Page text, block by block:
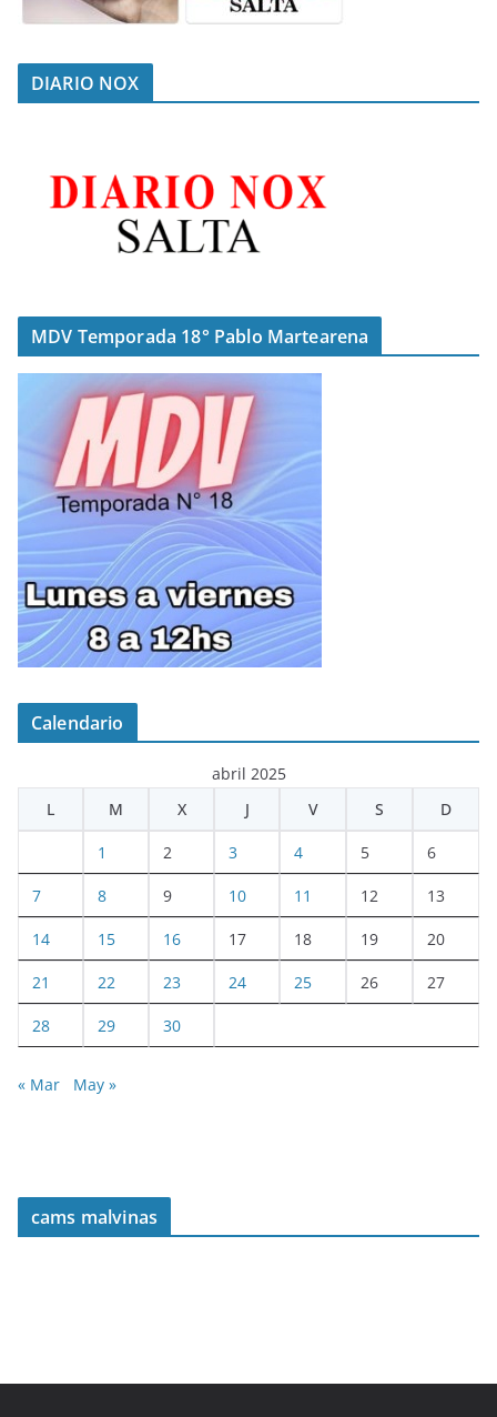
DIARIO NOX
MDV Temporada 18° Pablo Martearena
Calendario
abril 2025
L
M X J V S D
1 2 3 4 5 6
7 8 9 10 11 12 13
14 15 16 17 18 19 20
21 22 23 24 25 26 27
28 29 30
« Mar May »
cams malvinas